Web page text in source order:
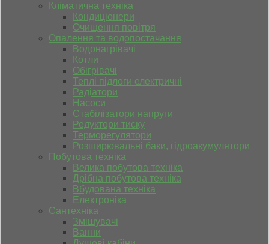
Кліматична техніка
Кондиціонери
Очищення повітря
Опалення та водопостачання
Водонагрівачі
Котли
Обігрівачі
Теплі підлоги електричні
Радіатори
Насоси
Стабілізатори напруги
Редуктори тиску
Терморегулятори
Розширювальні баки, гідроакумулятори
Побутова техніка
Велика побутова техніка
Дрібна побутова техніка
Вбудована техніка
Електроніка
Сантехніка
Змішувачі
Ванни